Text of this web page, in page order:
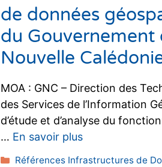
de données
du Gouvernement
Nouvelle
MOA : GNC – Direction des
des Services de l’Information
d’étude et d’analyse du
… En savoir plus
Catégories
Références Infrastructures de